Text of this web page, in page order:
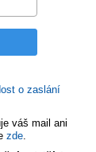
o zaslání
váš mail ani
zde.